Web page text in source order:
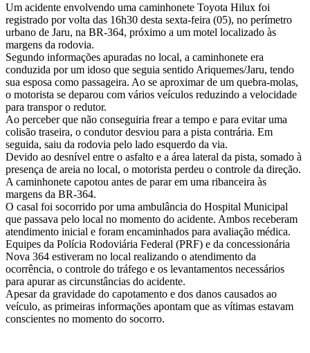
Um acidente envolvendo uma caminhonete Toyota Hilux foi
registrado por volta das 16h30 desta sexta-feira (05), no perímetro
urbano de Jaru, na BR-364, próximo a um motel localizado às
margens da rodovia.
Segundo informações apuradas no local, a caminhonete era
conduzida por um idoso que seguia sentido Ariquemes/Jaru, tendo
sua esposa como passageira. Ao se aproximar de um quebra-molas,
o motorista se deparou com vários veículos reduzindo a velocidade
para transpor o redutor.
Ao perceber que não conseguiria frear a tempo e para evitar uma
colisão traseira, o condutor desviou para a pista contrária. Em
seguida, saiu da rodovia pelo lado esquerdo da via.
Devido ao desnível entre o asfalto e a área lateral da pista, somado à
presença de areia no local, o motorista perdeu o controle da direção.
A caminhonete capotou antes de parar em uma ribanceira às
margens da BR-364.
O casal foi socorrido por uma ambulância do Hospital Municipal
que passava pelo local no momento do acidente. Ambos receberam
atendimento inicial e foram encaminhados para avaliação médica.
Equipes da Polícia Rodoviária Federal (PRF) e da concessionária
Nova 364 estiveram no local realizando o atendimento da
ocorrência, o controle do tráfego e os levantamentos necessários
para apurar as circunstâncias do acidente.
Apesar da gravidade do capotamento e dos danos causados ao
veículo, as primeiras informações apontam que as vítimas estavam
conscientes no momento do socorro.